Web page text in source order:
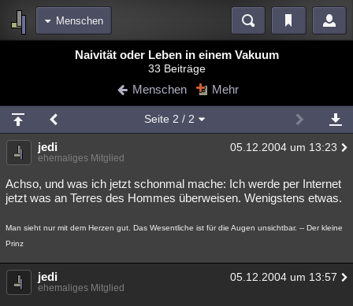
Menschen
Blogs
Chat Wiki Neuigkeiten
meine Rubriken
Menschen Mystery Kriminalfälle
Spiritualität Verschwörungen Technologie Ufologie
Philosophie Träume Orte Esoterik Literatur
Astronomie Helpdesk
Naivität oder Leben in einem Vakuum
33 Beiträge
Menschen Mehr
Seite 2 / 2
jedi 05.12.2004 um 13:23
ehemaliges Mitglied
Achso, und was ich jetzt schonmal mache: Ich werde per Internet
jetzt was an Terres des Hommes überweisen. Wenigstens etwas.
Man sieht nur mit dem Herzen gut. Das Wesentliche ist für die Augen unsichtbar. -- Der kleine
Prinz
jedi 05.12.2004 um 13:57
ehemaliges Mitglied